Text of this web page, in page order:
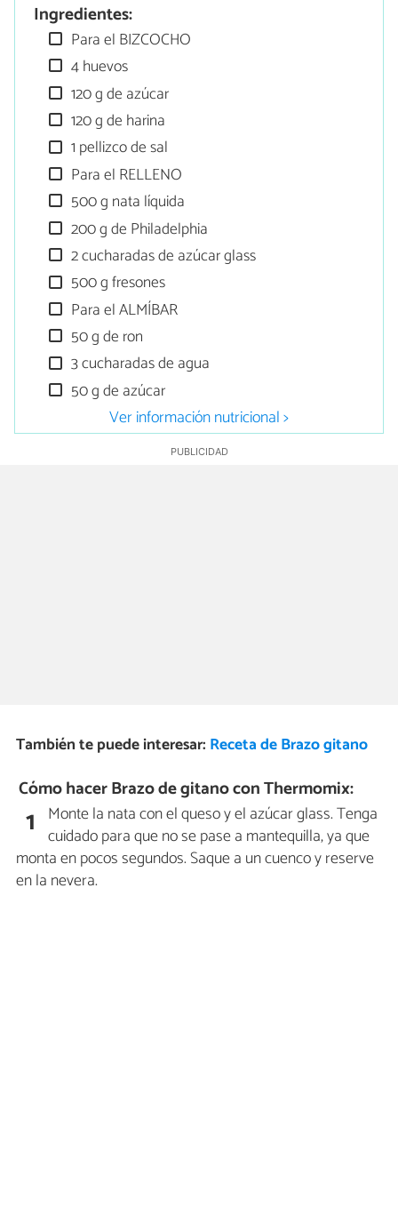
Ingredientes:
Para el BIZCOCHO
4 huevos
120 g de azúcar
120 g de harina
1 pellizco de sal
Para el RELLENO
500 g nata líquida
200 g de Philadelphia
2 cucharadas de azúcar glass
500 g fresones
Para el ALMÍBAR
50 g de ron
3 cucharadas de agua
50 g de azúcar
Ver información nutricional >
También te puede interesar: Receta de Brazo gitano
Cómo hacer Brazo de gitano con Thermomix:
1 Monte la nata con el queso y el azúcar glass. Tenga
cuidado para que no se pase a mantequilla, ya que
monta en pocos segundos. Saque a un cuenco y reserve
en la nevera.